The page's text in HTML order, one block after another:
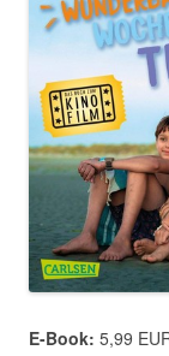
E-Book: 5,99